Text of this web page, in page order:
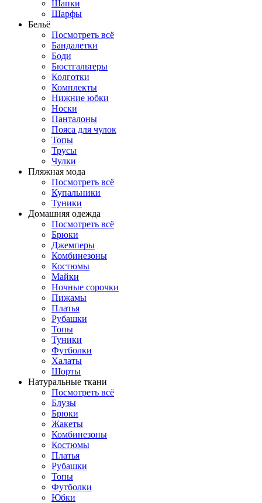
Шапки
Шарфы
Бельё
Посмотреть всё
Бандалетки
Боди
Бюстгальтеры
Колготки
Комплекты
Нижние юбки
Носки
Панталоны
Поясa для чулок
Топы
Трусы
Чулки
Пляжная мода
Посмотреть всё
Купальники
Туники
Домашняя одежда
Посмотреть всё
Брюки
Джемперы
Комбинезоны
Костюмы
Майки
Ночные сорочки
Пижамы
Платья
Рубашки
Топы
Туники
Футболки
Халаты
Шорты
Натуральные ткани
Посмотреть всё
Блузы
Брюки
Жакеты
Комбинезоны
Костюмы
Платья
Рубашки
Топы
Футболки
Юбки